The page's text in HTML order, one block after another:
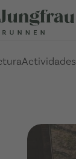
Actividades